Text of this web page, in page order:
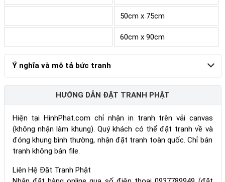
50cm x 75cm
60cm x 90cm
Ý nghĩa và mô tả bức tranh
HƯỚNG DẪN ĐẶT TRANH PHẬT
Hiện tại HinhPhat.com chỉ nhận in tranh trên vải canvas
(không nhận làm khung). Quý khách có thể đặt tranh về và
đóng khung bình thường, nhận đặt tranh toàn quốc. Chỉ bán
tranh không bán file.
Liên Hệ Đặt Tranh Phật